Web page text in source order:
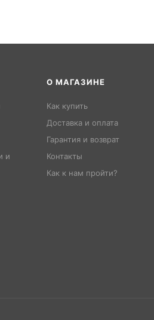
и
О МАГАЗИНЕ
Как купить
Доставка и оплата
Гарантия и возврат
Контакты
Как к нам пройти?